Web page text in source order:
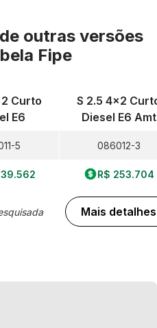
outras versões
Fipe
Curto
E6
5
S 2.5 4x2
Diesel E6 Amt
086012-3
R$ 253.704
Mais detalhes